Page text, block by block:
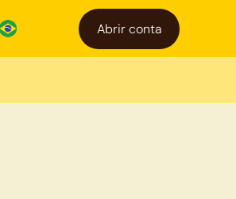
Abrir conta